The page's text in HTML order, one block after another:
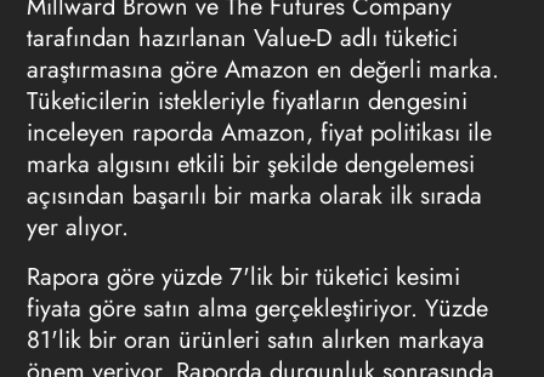
tarafından hazırlanan Value-D adlı tüketici
araştırmasına göre Amazon en değerli marka.
Tüketicilerin istekleriyle fiyatların dengesini
inceleyen raporda Amazon, fiyat politikası ile
marka algısını etkili bir şekilde dengelemesi
açısından başarılı bir marka olarak ilk sırada
yer alıyor.
Rapora göre yüzde 7'lik bir tüketici kesimi
fiyata göre satın alma gerçekleştiriyor. Yüzde
81'lik bir oran ürünleri satın alırken markaya